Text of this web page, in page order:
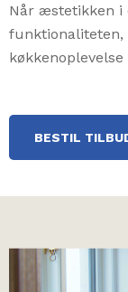
Når æstetikken i
funktionaliteten,
BESTIL